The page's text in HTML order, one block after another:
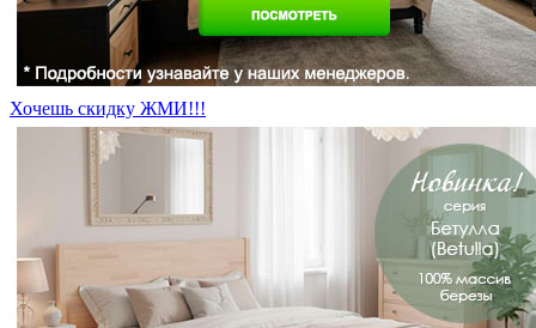
Хочешь скидку ЖМИ!!!